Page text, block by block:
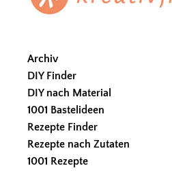
Archiv
DIY Finder
DIY nach Material
1001 Bastelideen
Rezepte Finder
Rezepte nach Zutaten
1001 Rezepte